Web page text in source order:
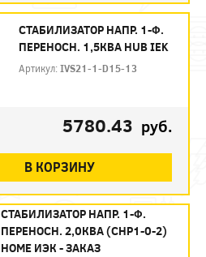
СТАБИЛИЗАТОР НАПР. 1-Ф.
ПЕРЕНОСН. 1,5КВА HUB IEK
Артикул:IVS21-1-D15-13
5780.43 руб.
В КОРЗИНУ
СТАБИЛИЗАТОР НАПР. 1-Ф.
ПЕРЕНОСН. 2,0КВA (СНР1-0-2)
HOME ИЭК - ЗАКАЗ